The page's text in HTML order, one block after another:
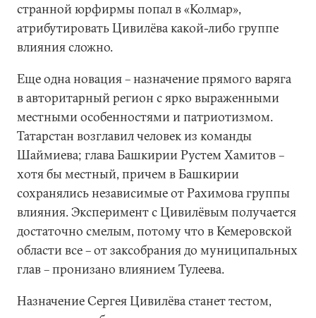
странной юрфирмы попал в «Колмар»,
атрибутировать Цивилёва какой-либо группе
влияния сложно.
Еще одна новация – назначение прямого варяга
в авторитарный регион с ярко выраженными
местными особенностями и патриотизмом.
Татарстан возглавил человек из команды
Шаймиева; глава Башкирии Рустем Хамитов –
хотя бы местный, причем в Башкирии
сохранялись независимые от Рахимова группы
влияния. Эксперимент с Цивилёвым получается
достаточно смелым, потому что в Кемеровской
области все – от заксобрания до муниципальных
глав – пронизано влиянием Тулеева.
Назначение Сергея Цивилёва станет тестом,